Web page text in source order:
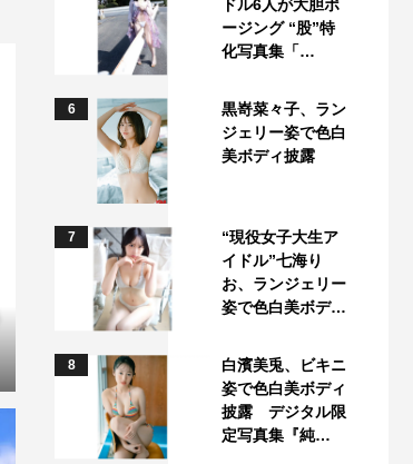
ドル6人が大胆ポ
ージング “股”特
化写真集「…
6
黒嵜菜々子、ラン
ジェリー姿で色白
美ボディ披露
7
“現役女子大生ア
イドル”七海り
お、ランジェリー
姿で色白美ボデ…
8
白濱美兎、ビキニ
姿で色白美ボディ
披露 デジタル限
定写真集『純…